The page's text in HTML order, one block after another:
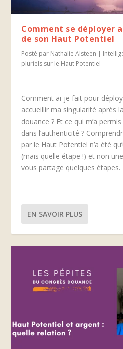
Comment se déployer
de son Haut Potentiel
Posté par Nathalie Alsteen |
pluriels sur le Haut Potentiel
Comment ai-je fait pour
accueillir ma singularité après
douance ? Et ce qui m’a
dans l’authenticité ?
par le Haut Potentiel n’a été
(mais quelle étape !) et non
vous partage quelques étapes.
EN SAVOIR PLUS